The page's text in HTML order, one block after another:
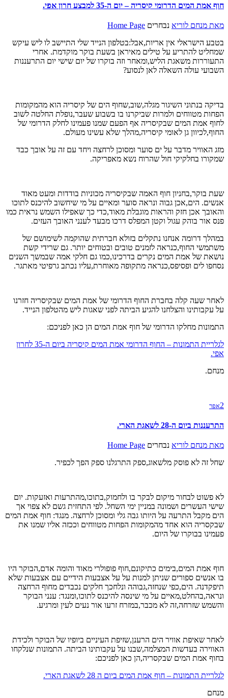
חוף אמת המים הדרומי קיסריה – יום ה-35 למבצע חרון אפי.
מאת מנחם לוריא נבחרים Home Page
בטבע הישראלי אין אריות,אבל:בטלפון הנייד שלי התיישב לו ליש עיקש
שמחליט להתריע על טילים מאיראן בשעת בוקר מוקדמת. אחרי
התעוררות משאגת הליש,ומאחר וזה בוקרו של יום שישי יום התרעננות
השבועי עולה השאלה לאן לנסוע?
בדיקה בנתוני השיגור מגלה,שוב,שחוף הים של קיסריה הוא מהמקומות
הפחות מטווחים ולמרות שביקרנו בו בשבוע שעבר,נופלת החלטה לשוב
לחוף אמת המים שבקיסריה אף הפעם שמנו פעמינו לחלק הדרומי של
החוף,לכיוון גן לאומי קיסריה,מהלך שלא עשינו מעולם.
מזג האוויר מדבר על ים סוער ומסוכן לרחצה ויחד עם זה על אובך כבד
שמקורו בחלקיקי חול שהרוח נשא מאפריקה.
שעת בוקר,בחניון חוף האמה שבקיסריה מכוניות בודדות ומעט מאוד
אנשים. הים,אכן גבוה ונראה סוער ומאיים על מי שיחשוב להיכנס לתוכו
והאובך אכן חזק והראות מוגבלת מאוד,כדי כך שאפילו השמש נראית כמו
פנס אור בוהק עגול וקטן המפלס דרכו מבעד לענני האובך העזים.
במהלך דרומה אנחנו נתקלים בזולא חברתית שהוקמה לשימושם של
משתמשי החוף,כנראה לזמנים טובים ובטוחים יותר. גם שרידי קשת
נושאת של אמת המים נקרים בדרכינו,כמו גם חלקי אמה שבמשך השנים
נסחפו לים ופסיפס,כנראה מתקופה מאוחרת,עליו נכתב גרפיטי מאתגר.
לאחר שעה קלה בחברת החוף הדרומי של אמת המים שבקיסריה חזרנו
על עקבותינו והצלחנו להגיע הביתה לפני שאגות ליש מהטלפון הנייד.
התמונות מחלקו הדרומי של חוף אמת המים הן כאן לפניכם:
לגלריית התמונות – החוף הדרומי אמת המים קיסריה ביום ה-35 לחרון
אפי.
מנחם.
2אפר
התרעננות ביום ה-28 לשאגת הארי.
מאת מנחם לוריא נבחרים Home Page
שחל זה לא פוסק מלשאוג,ספק התרגלנו ספק הפך לכפיר.
לא פשוט לבחור מיקום לבקר בו ולחמוק,בתוכו,מהתרעות ואזעקות. יום
שישי העשרים ושמונה במניין ימי השחל. לפי התחזית גשם לא צפוי אך
הים מקבל התרעה על היותו גבה גלי ומסוכן לרחצה. מנגד: חוף אמת המים
שבקסריה הוא אחד מהמקומות הפחות מטווחים וככזה אליו שמנו את
פעמינו בבוקרו של היום.
חוף אמת המים,בימים כתיקונם,חוף פופולרי מאוד והומה אדם,הבוקר היו
בו אנשים ספורים שניתן למנות על על אצבעות הידיים עם אצבעות שלא
תיפקדנה. הים,כפי שנחזה,גבוהה ונלחכך חלקים נכבדים מחוף הרחצה
ונראה,בהחלט,מאיים על מי שינסה להיכנס לתוכו,ומנגד: ענני הבוקר
והשמש שזרחה,זה לא מכבר,במזרח זרעו אור נעים לעין ומרגיע.
לאחר שאיפת אוויר הים הרענן,שזיפת העיניים ביופיו של הבוקר ולכידת
האווירה בעדשות המצלמה,שבנו על עקבותינו הביתה. התמונות שנלקחו
בחוף אמת המים שבקסריה,הן כאן לפניכם:
לגלריית התמונות – חוף אמת המים ביום ה 28 לשאגת הארי.
מנחם